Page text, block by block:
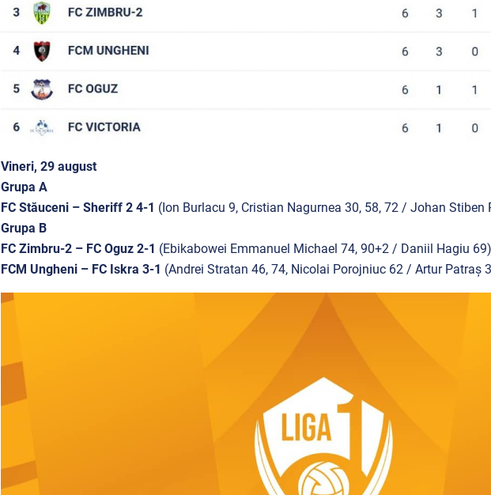
Vineri, 29 august
Grupa A
FC Stăuceni – Sheriff 2 4-1 (Ion Burlacu 9, Cristian Nagurnea 30, 58, 72 / Johan
Grupa B
FC Zimbru-2 – FC Oguz 2-1 (Ebikabowei Emmanuel Michael 74, 90+2 / Daniil Hagiu 69)
FCM Ungheni – FC Iskra 3-1 (Andrei Stratan 46, 74, Nicolai Porojniuc 62 / Artur Patraș